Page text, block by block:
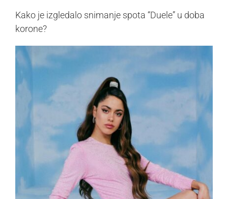
Kako je izgledalo snimanje spota “Duele” u doba
korone?